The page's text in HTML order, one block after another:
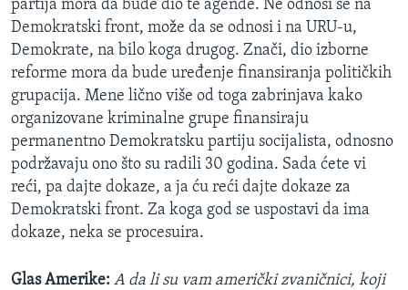
partija mora da bude dio te agende. Ne odnosi se na
Demokratski front, može da se odnosi i na URU-u,
Demokrate, na bilo koga drugog. Znači, dio izborne
reforme mora da bude uređenje finansiranja političkih
grupacija. Mene lično više od toga zabrinjava kako
organizovane kriminalne grupe finansiraju
permanentno Demokratsku partiju socijalista, odnosno
podržavaju ono što su radili 30 godina. Sada ćete vi
reći, pa dajte dokaze, a ja ću reći dajte dokaze za
Demokratski front. Za koga god se uspostavi da ima
dokaze, neka se procesuira.
Glas Amerike: A da li su vam američki zvaničnici, koji